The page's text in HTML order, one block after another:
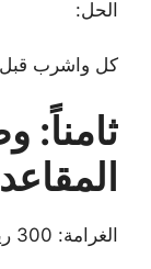
الحل:
كل واشرب قبل
ثامناً:
المقاعد
الغرامة: 300 ريال